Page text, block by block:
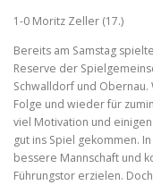
1-0 Moritz Zeller (17.)
Bereits am Samstag
Reserve der
Schwalldorf und
Folge und wieder für
viel Motivation und
gut ins Spiel gekommen.
bessere Mannschaft und
Führungstor erzielen.